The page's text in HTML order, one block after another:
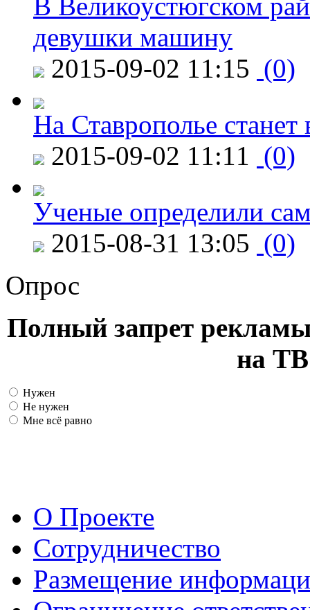
девушки машину
2015-09-02 11:15 (0)
На Ставрополье
2015-09-02 11:11 (0)
Ученые определили
2015-08-31 13:05 (0)
Опрос
Полный запрет
на ТВ
Нужен
Не нужен
Мне всё равно
О Проекте
Сотрудничество
Размещение